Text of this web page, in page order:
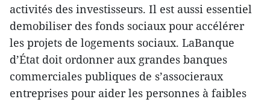
activités des investisseurs. Il est aussi essentiel
demobiliser des fonds sociaux pour accélérer
les projets de logements sociaux. LaBanque
d’État doit ordonner aux grandes banques
commerciales publiques de s’associeraux
entreprises pour aider les personnes à faibles